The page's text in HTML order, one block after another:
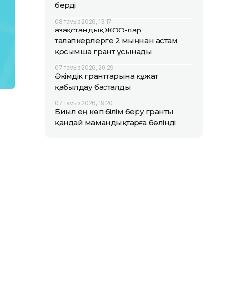
берді
08 тамыз 2026, 13:17
Қазақстандық ЖОО-лар
талапкерлерге 2 мыңнан астам
қосымша грант ұсынады
07 тамыз 2026, 20:29
Әкімдік гранттарына құжат
қабылдау басталды
07 тамыз 2026, 19:20
Биыл ең көп білім беру гранты
қандай мамандықтарға бөлінді